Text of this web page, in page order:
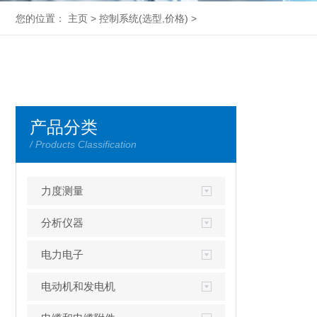
您的位置： 主页 > 控制系统(选型,价格) >
产品分类
/ Products Classification
力度测量
分析仪器
电力电子
电动机和发电机